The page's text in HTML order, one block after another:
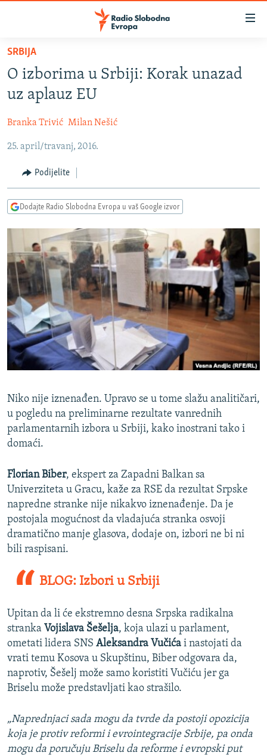
Pređite
glavni
sadržaj
na
navigaciju
Pređite
pretragu
VIJESTI
BOSNA I HERCEGOVINA
SRBIJA
KOSOVO
CRNA GORA
VIZUELNO
FOTOGALERIJE
INFOGRAFIKE
PODCASTI
RAT U UKRAJINI
KINA NA BALKANU
RSE PRIČE IZ SVIJETA
ISPRIČAJ MI
DNEVNO@RSE
SPECIJALI RSE
VIŠE OD NASLOVA
GENOCID U SREBRENICI
TV LIBERTY
POST SCRIPTUM
TRI DECENIJE OD RATA U BIH
SVE KARTE DEJTONA
NASTANAK I RASPAD JUGOSLAVIJE
PRATITE NAS
Sve RFE/RL stranice
SRBIJA
O izborima u Srbiji: Korak unazad
uz aplauz EU
Branka Trivić Milan Nešić
25. april/travanj, 2016.
Podijelite
Dodajte Radio Slobodna Evropa u vaš Google izvor
Niko nije iznenađen. Upravo se u tome slažu analitičari,
u pogledu na preliminarne rezultate vanrednih
parlamentarnih izbora u Srbiji, kako inostrani tako i
domaći.
Florian Biber, ekspert za Zapadni Balkan sa
Univerziteta u Gracu, kaže za RSE da rezultat Srpske
napredne stranke nije nikakvo iznenađenje. Da je
postojala mogućnost da vladajuća stranka osvoji
dramatično manje glasova, dodaje on, izbori ne bi ni
bili raspisani.
BLOG: Izbori u Srbiji
Upitan da li će ekstremno desna Srpska radikalna
stranka Vojislava Šešelja, koja ulazi u parlament,
ometati lidera SNS Aleksandra Vučića i nastojati da
vrati temu Kosova u Skupštinu, Biber odgovara da,
naprotiv, Šešelj može samo koristiti Vučiću jer ga
Briselu može predstavljati kao strašilo.
„Naprednjaci sada mogu da tvrde da postoji opozicija
koja je protiv reformi i evrointegracije Srbije, pa onda
mogu da poručuju Briselu da reforme i evropski put